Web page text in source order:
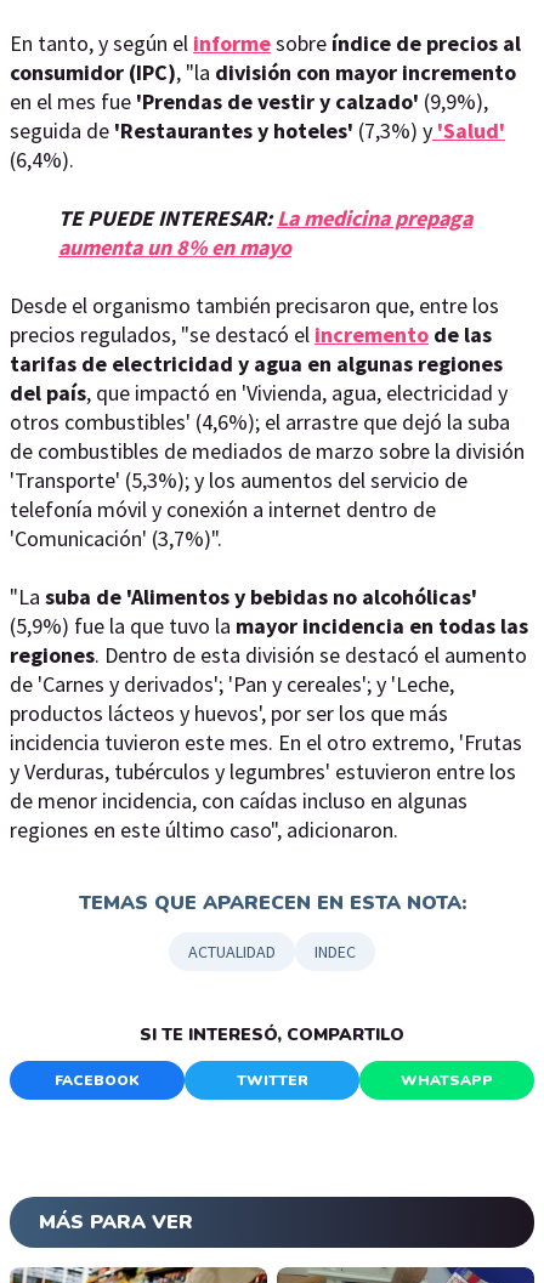
En tanto, y según el informesobre índice de precios al
consumidor (IPC), "la división con mayor incremento
en el mes fue 'Prendas de vestir y calzado' (9,9%),
seguida de 'Restaurantes y hoteles' (7,3%) y 'Salud'
(6,4%).
TE PUEDE INTERESAR:La medicina prepaga
aumenta un 8% en mayo
Desde el organismo también precisaron que, entre los
precios regulados, "se destacó el incremento de las
tarifas de electricidad y agua en algunas regiones
del país, que impactó en 'Vivienda, agua, electricidad y
otros combustibles' (4,6%); el arrastre que dejó la suba
de combustibles de mediados de marzo sobre la división
'Transporte' (5,3%); y los aumentos del servicio de
telefonía móvil y conexión a internet dentro de
'Comunicación' (3,7%)".
"La suba de 'Alimentos y bebidas no alcohólicas'
(5,9%) fue la que tuvo la mayor incidencia en todas las
regiones. Dentro de esta división se destacó el aumento
de 'Carnes y derivados'; 'Pan y cereales'; y 'Leche,
productos lácteos y huevos', por ser los que más
incidencia tuvieron este mes. En el otro extremo, 'Frutas
y Verduras, tubérculos y legumbres' estuvieron entre los
de menor incidencia, con caídas incluso en algunas
regiones en este último caso", adicionaron.
TEMAS QUE APARECEN EN ESTA NOTA:
ACTUALIDAD INDEC
SI TE INTERESÓ, COMPARTILO
FACEBOOK TWITTER WHATSAPP
MÁS PARA VER